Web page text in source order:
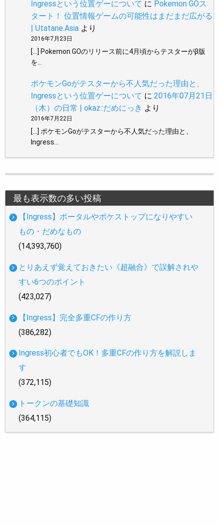
Ingressという位置ゲーについて に Pokemon GOス
タート！ 位置情報ゲームの可能性はまだまだ広がる
| Utatane.Asia より
2016年7月23日
[…] Pokemon GOのリリース前に4月頃からテスターがβ版
を…
ポケモンGoがテスターから不人気だった理由と、
Ingressという位置ゲーについて に 2016年07月21日
（木）の日常 | okaz::だめにっき より
2016年7月22日
[…] ポケモンGoがテスターから不人気だった理由と、
Ingress…
最も表示数の多い投稿
【Ingress】ポータルやポケストップになりやすい
もの・だめなもの
(14,393,760)
とりあえず覚えておきたい《超融合》で誤解されや
すい6つのポイント
(423,027)
【Ingress】完全多重CFの作り方
(386,282)
Ingress初心者でもOK！多重CFの作り方を解説しま
す
(372,115)
トークンの基礎知識
(364,115)